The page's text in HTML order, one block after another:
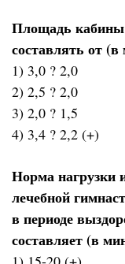
Площадь кабины
составлять от (в
1) 3,0 ? 2,0
2) 2,5 ? 2,0
3) 2,0 ? 1,5
4) 3,4 ? 2,2 (+)
Норма нагрузки
лечебной
в периоде
составляет (в